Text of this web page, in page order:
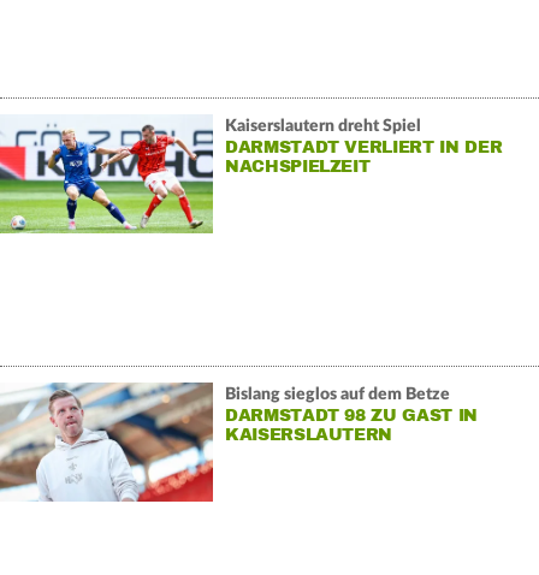
Kaiserslautern dreht Spiel
DARMSTADT VERLIERT IN DER
NACHSPIELZEIT
Bislang sieglos auf dem Betze
DARMSTADT 98 ZU GAST IN
KAISERSLAUTERN